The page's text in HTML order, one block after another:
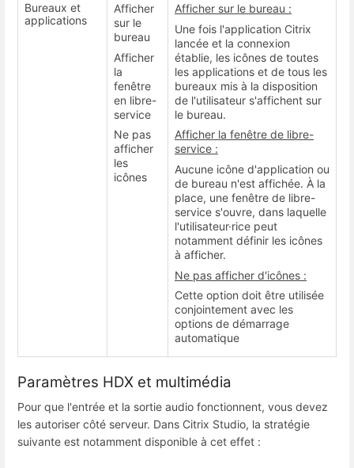
Bureaux et
applications
Afficher
sur le
bureau
Afficher
la
fenêtre
en libre-
service
Ne pas
afficher
les
icônes
Afficher sur le bureau :
Une fois l'application Citrix
lancée et la connexion
établie, les icônes de toutes
les applications et de tous les
bureaux mis à la disposition
de l'utilisateur s'affichent sur
le bureau.
Afficher la fenêtre de libre-
service :
Aucune icône d'application ou
de bureau n'est affichée. À la
place, une fenêtre de libre-
service s'ouvre, dans laquelle
l'utilisateur·rice peut
notamment définir les icônes
à afficher.
Ne pas afficher d'icônes :
Cette option doit être utilisée
conjointement avec les
options de démarrage
automatique
Paramètres HDX et multimédia
Pour que l'entrée et la sortie audio fonctionnent, vous devez
les autoriser côté serveur. Dans Citrix Studio, la stratégie
suivante est notamment disponible à cet effet :